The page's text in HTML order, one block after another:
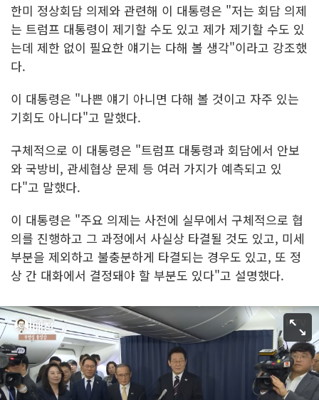
한미 정상회담 의제와 관련해 이 대통령은 "저는 회담 의제
는 트럼프 대통령이 제기할 수도 있고 제가 제기할 수도 있
는데 제한 없이 필요한 얘기는 다해 볼 생각"이라고 강조했
다.
이 대통령은 "나쁜 얘기 아니면 다해 볼 것이고 자주 있는
기회도 아니다"고 말했다.
구체적으로 이 대통령은 "트럼프 대통령과 회담에서 안보
와 국방비, 관세협상 문제 등 여러 가지가 예측되고 있
다"고 말했다.
이 대통령은 "주요 의제는 사전에 실무에서 구체적으로 협
의를 진행하고 그 과정에서 사실상 타결될 것도 있고, 미세
부분을 제외하고 불충분하게 타결되는 경우도 있고, 또 정
상 간 대화에서 결정돼야 할 부분도 있다"고 설명했다.